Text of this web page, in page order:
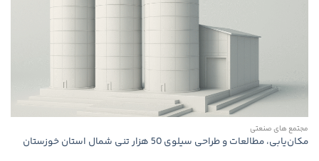
مجتمع های صنعتی
مكان‌یابی، مطالعات و طراحی سیلوی 50 هزار تنی شمال استان خوزستان